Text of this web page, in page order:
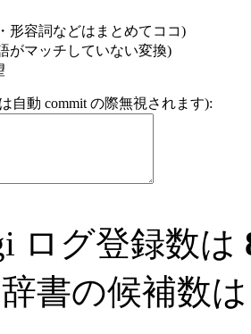
形容詞などはまとめてココ)
がマッチしていない変換)
自動 commit の際無視されます):
ログ登録数は
書の候補数